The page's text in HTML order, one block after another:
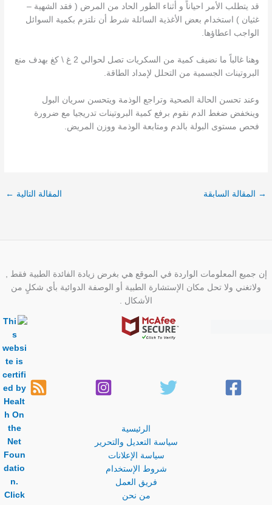
قد يتطلب الأمر احياناً و أثناء الطور الحاد من المرض ( فقد الشهية –
غثيان ) استخدام بعض الأغذية السائلة شرط أن نلتزم بكمية السوائل
الواجب اعطاؤها.
وهنا غالباً ما نضيف كمية من السكريات تصل لحوالي 2 غ \ كغ بهدف منع
البروتينات الجسمية من التحلل لإمداد الطاقة.
وعند تحسن الحالة الصحية وتراجع الوذمة ويتحسن سريان البول
وينخفض ضغط الدم نقوم برفع كمية البروتينات تدريجيا مع ضرورة
فحص مستوى البولة بالدم ومتابعة الوذمة ووزن المريض.
→ المقالة السابقة المقالة التالية ←
إن جميع المعلومات الواردة في الموقع هي بغرض زيادة الفائدة الطبية فقط ,
ولاتغني ولا تحل مكان الإستشارة الطبية أو الوصفة الدوائية بأي شكلٍ من
الأشكال .
الرئيسية
سياسة التعديل والتحرير
سياسة الإعلانات
شروط الإستخدام
فريق العمل
من نحن